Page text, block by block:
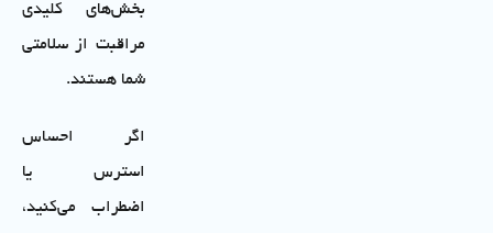
بخش‌های کلیدی
مراقبت از سلامتی
شما هستند.
اگر احساس
استرس یا
اضطراب می‌کنید،